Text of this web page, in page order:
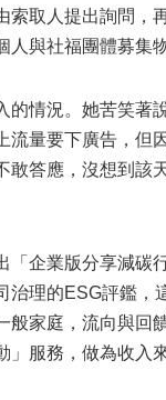
取人提出詢問，
與社福團體募集
情況。她苦笑著
量要下廣告，但
答應，沒想到該
企業版分享減碳
理的ESG評鑑，
家庭，流向與回
服務，做為收入來